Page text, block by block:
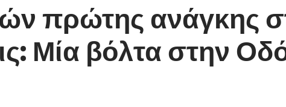
πρώτης ανάγκης
Μία βόλτα στην